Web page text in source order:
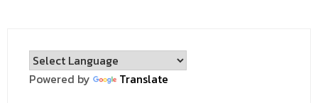
Powered by Translate